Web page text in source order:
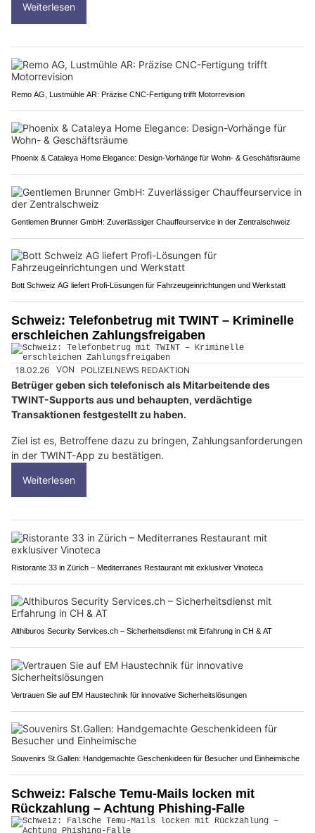
Weiterlesen
Remo AG, Lustmühle AR: Präzise CNC-Fertigung trifft Motorrevision
Phoenix & Cataleya Home Elegance: Design-Vorhänge für Wohn- & Geschäftsräume
Gentlemen Brunner GmbH: Zuverlässiger Chauffeurservice in der Zentralschweiz
Bott Schweiz AG liefert Profi-Lösungen für Fahrzeugeinrichtungen und Werkstatt
Schweiz: Telefonbetrug mit TWINT – Kriminelle
erschleichen Zahlungsfreigaben
18.02.26 VON POLIZEI.NEWS REDAKTION
Betrüger geben sich telefonisch als Mitarbeitende des
TWINT-Supports aus und behaupten, verdächtige
Transaktionen festgestellt zu haben.
Ziel ist es, Betroffene dazu zu bringen, Zahlungsanforderungen
in der TWINT-App zu bestätigen.
Weiterlesen
Ristorante 33 in Zürich – Mediterranes Restaurant mit exklusiver Vinoteca
Althiburos Security Services.ch – Sicherheitsdienst mit Erfahrung in CH & AT
Vertrauen Sie auf EM Haustechnik für innovative Sicherheitslösungen
Souvenirs St.Gallen: Handgemachte Geschenkideen für Besucher und Einheimische
Schweiz: Falsche Temu-Mails locken mit
Rückzahlung – Achtung Phishing-Falle